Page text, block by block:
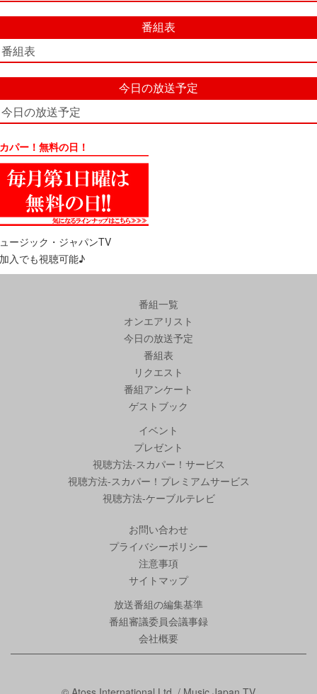
番組表
番組表
今日の放送予定
今日の放送予定
パー！無料の日！
ージック・ジャパンTV
入でも視聴可能♪
番組一覧
オンエアリスト
今日の放送予定
番組表
リクエスト
番組アンケート
ゲストブック
イベント
プレゼント
視聴方法-スカパー！サービス
視聴方法-スカパー！プレミアムサービス
視聴方法-ケーブルテレビ
お問い合わせ
プライバシーポリシー
注意事項
サイトマップ
放送番組の編集基準
番組審議委員会議事録
会社概要